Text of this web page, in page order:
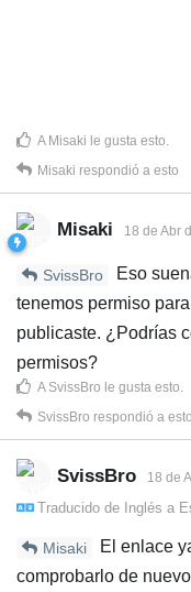
A Misaki le gusta esto.
Misaki respondió a esto
Misaki 18 de Abr
SvissBro
Eso
tenemos permiso
publicaste. ¿Podrías
permisos?
A SvissBro le gusta esto.
SvissBro respondió a esto
SvissBro 18 de
Traducido de Inglés a
Misaki
El enlace
comprobarlo de